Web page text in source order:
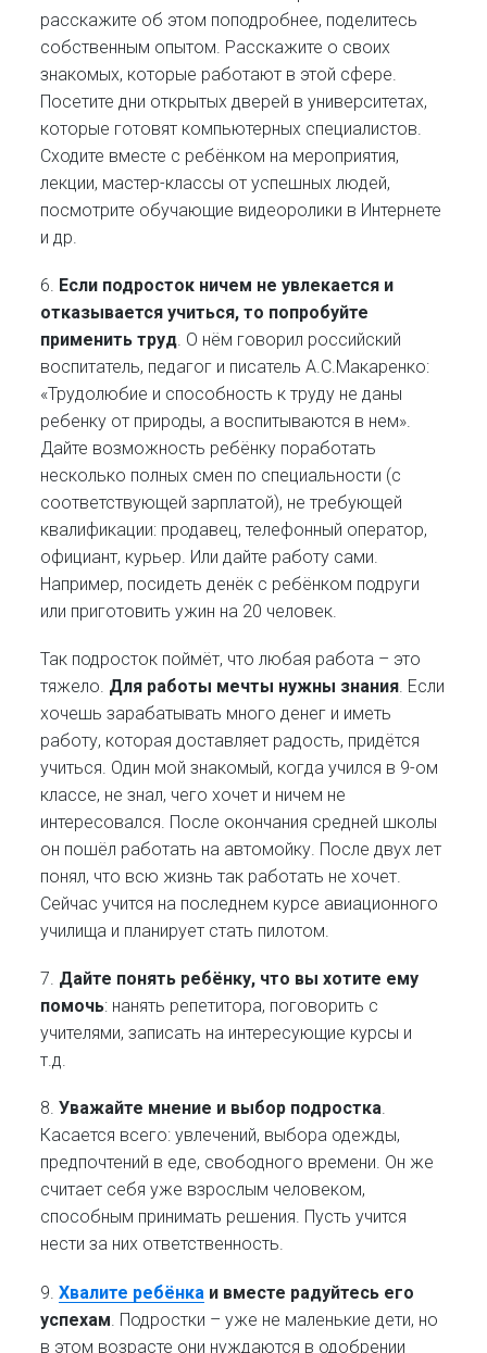
расскажите об этом поподробнее, поделитесь
собственным опытом. Расскажите о своих
знакомых, которые работают в этой сфере.
Посетите дни открытых дверей в университетах,
которые готовят компьютерных специалистов.
Сходите вместе с ребёнком на мероприятия,
лекции, мастер-классы от успешных людей,
посмотрите обучающие видеоролики в Интернете
и др.
6. Если подросток ничем не увлекается и
отказывается учиться, то попробуйте
применить труд. О нём говорил российский
воспитатель, педагог и писатель А.С.Макаренко:
«Трудолюбие и способность к труду не даны
ребенку от природы, а воспитываются в нем».
Дайте возможность ребёнку поработать
несколько полных смен по специальности (с
соответствующей зарплатой), не требующей
квалификации: продавец, телефонный оператор,
официант, курьер. Или дайте работу сами.
Например, посидеть денёк с ребёнком подруги
или приготовить ужин на 20 человек.
Так подросток поймёт, что любая работа – это
тяжело. Для работы мечты нужны знания. Если
хочешь зарабатывать много денег и иметь
работу, которая доставляет радость, придётся
учиться. Один мой знакомый, когда учился в 9-ом
классе, не знал, чего хочет и ничем не
интересовался. После окончания средней школы
он пошёл работать на автомойку. После двух лет
понял, что всю жизнь так работать не хочет.
Сейчас учится на последнем курсе авиационного
училища и планирует стать пилотом.
7. Дайте понять ребёнку, что вы хотите ему
помочь: нанять репетитора, поговорить с
учителями, записать на интересующие курсы и
т.д.
8.Уважайте мнение и выбор подростка.
Касается всего: увлечений, выбора одежды,
предпочтений в еде, свободного времени. Он же
считает себя уже взрослым человеком,
способным принимать решения. Пусть учится
нести за них ответственность.
9.Хвалите ребёнка и вместе радуйтесь его
успехам . Подростки – уже не маленькие дети, но
в этом возрасте они нуждаются в одобрении